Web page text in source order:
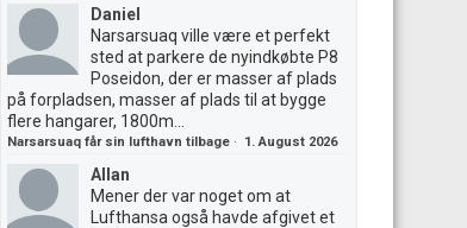
Daniel
Narsarsuaq ville være et perfekt
sted at parkere de nyindkøbte P8
Poseidon, der er masser af plads
på forpladsen, masser af plads til at bygge
flere hangarer, 1800m...
Narsarsuaq får sin lufthavn tilbage · 1. August 2026
Allan
Mener der var noget om at
Lufthansa også havde afgivet et